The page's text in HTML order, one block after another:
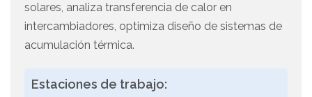
solares, analiza transferencia de calor en
intercambiadores, optimiza diseño de sistemas de
acumulación térmica.
Estaciones de trabajo: